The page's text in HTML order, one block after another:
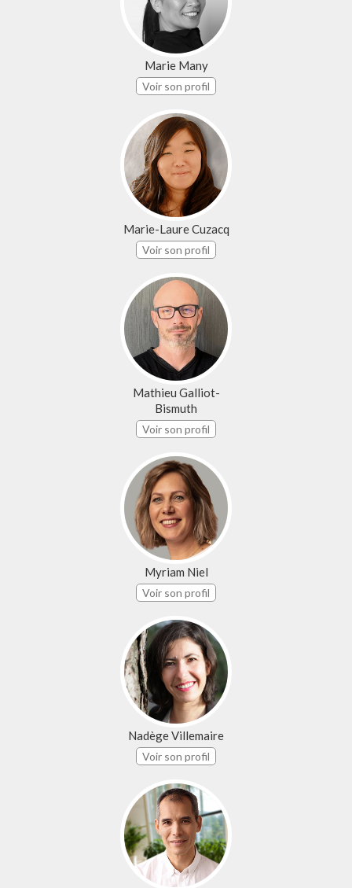
Marie Many
Voir son profil
Marie-Laure Cuzacq
Voir son profil
Mathieu Galliot-
Bismuth
Voir son profil
Myriam Niel
Voir son profil
Nadège Villemaire
Voir son profil